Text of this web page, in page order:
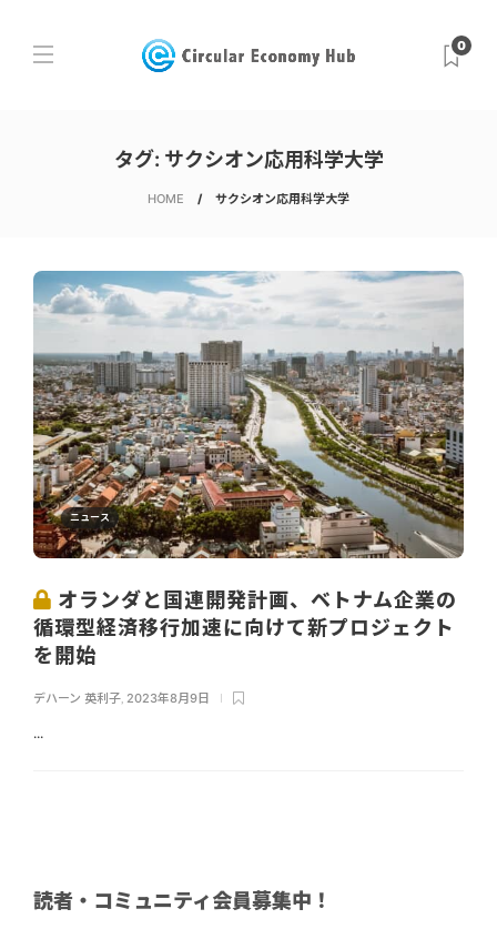
0
タグ: サクシオン応用科学大学
HOME サクシオン応用科学大学
ニュース
オランダと国連開発計画、ベトナム企業の
循環型経済移行加速に向けて新プロジェクト
を開始
デハーン 英利子 2023年8月9日
...
読者・コミュニティ会員募集中！